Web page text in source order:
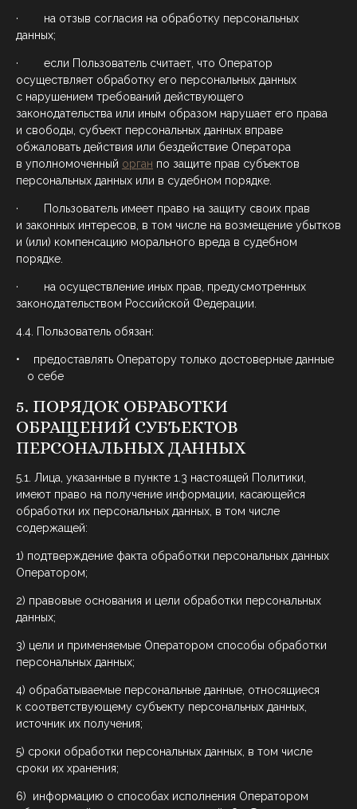
· на отзыв согласия на обработку персональных
данных;
· если Пользователь считает, что Оператор
осуществляет обработку его персональных данных
с нарушением требований действующего
законодательства или иным образом нарушает его права
и свободы, субъект персональных данных вправе
обжаловать действия или бездействие Оператора
в уполномоченный орган по защите прав субъектов
персональных данных или в судебном порядке.
· Пользователь имеет право на защиту своих прав
и законных интересов, в том числе на возмещение убытков
и (или) компенсацию морального вреда в судебном
порядке.
· на осуществление иных прав, предусмотренных
законодательством Российской Федерации.
4.4. Пользователь обязан:
предоставлять Оператору только достоверные данные
о себе
5. ПОРЯДОК ОБРАБОТКИ
ОБРАЩЕНИЙ СУБЪЕКТОВ
ПЕРСОНАЛЬНЫХ ДАННЫХ
5.1. Лица, указанные в пункте 1.3 настоящей Политики,
имеют право на получение информации, касающейся
обработки их персональных данных, в том числе
содержащей:
1) подтверждение факта обработки персональных данных
Оператором;
2) правовые основания и цели обработки персональных
данных;
3) цели и применяемые Оператором способы обработки
персональных данных;
4) обрабатываемые персональные данные, относящиеся
к соответствующему субъекту персональных данных,
источник их получения;
5) сроки обработки персональных данных, в том числе
сроки их хранения;
6) информацию о способах исполнения Оператором